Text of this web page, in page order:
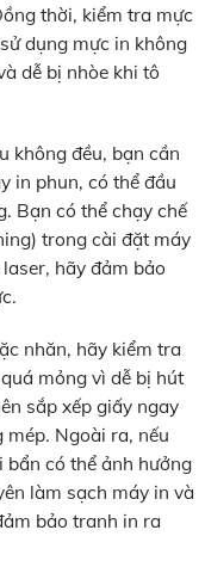
thời, kiểm tra mực
dụng mực in không
dễ bị nhòe khi tô
không đều, bạn cần
in phun, có thể đầu
Bạn có thể chạy chế
trong cài đặt máy
hãy đảm bảo
nhăn, hãy kiểm tra
mỏng vì dễ bị hút
sắp xếp giấy ngay
Ngoài ra, nếu
có thể ảnh hưởng
làm sạch máy in và
bảo tranh in ra